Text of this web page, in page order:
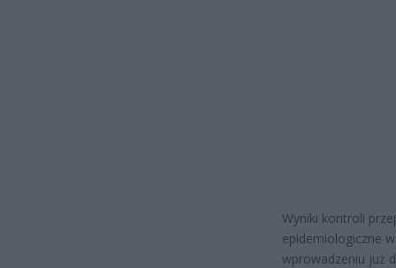
Wyniki kontroli
epidemiologiczne
wprowadzeniu już